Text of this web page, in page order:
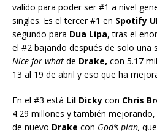
valido para poder ser #1 a nivel
singles. Es el tercer #1 en Spotify
segundo para Dua Lipa, tras el
el #2 bajando después de solo una
Nice for what de Drake, con 5.17
13 al 19 de abril y eso que ha
En el #3 está Lil Dicky con Chris
4.29 millones y también
de nuevo Drake con God’s plan,